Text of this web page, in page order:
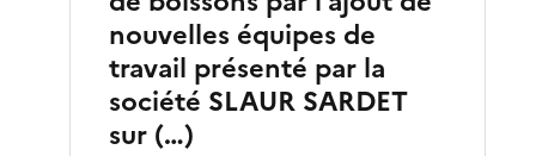
nouvelles équipes de
travail présenté par la
société SLAUR SARDET
sur (…)